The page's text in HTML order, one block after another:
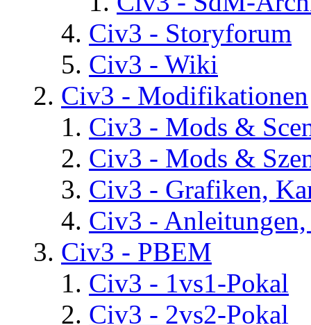
Civ3 - Storyforum
Civ3 - Wiki
Civ3 - Modifikationen
Civ3 - Mods &
Civ3 - Mods &
Civ3 - Grafiken,
Civ3 -
Civ3 - PBEM
Civ3 - 1vs1-Pokal
Civ3 - 2vs2-Pokal